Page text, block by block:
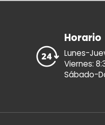
Horario
Lunes-
Viernes:
Sábado-